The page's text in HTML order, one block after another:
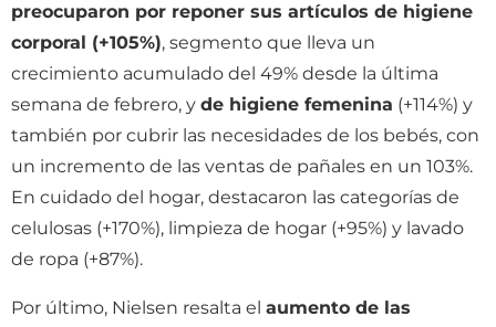
preocuparon por reponer sus artículos de higiene
corporal (+105%), segmento que lleva un
crecimiento acumulado del 49% desde la última
semana de febrero, y de higiene femenina (+114%) y
también por cubrir las necesidades de los bebés, con
un incremento de las ventas de pañales en un 103%.
En cuidado del hogar, destacaron las categorías de
celulosas (+170%), limpieza de hogar (+95%) y lavado
de ropa (+87%).
Por último, Nielsen resalta el aumento de las